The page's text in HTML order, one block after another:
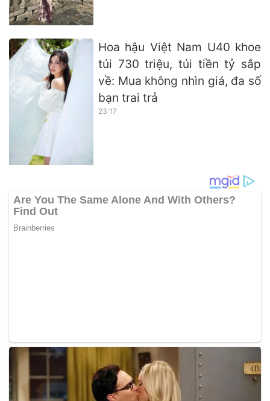
Hoa hậu Việt Nam U40 khoe
túi 730 triệu, túi tiền tỷ sắp
về: Mua không nhìn giá, đa số
bạn trai trả
23:17